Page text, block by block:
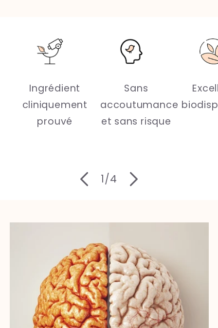
Ingrédient
cliniquement
prouvé
Sans
accoutumance
et sans risque
1/de
4